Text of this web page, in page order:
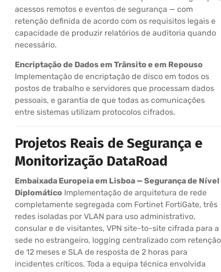
acessos remotos e eventos de segurança — com
retenção definida de acordo com os requisitos legais e
capacidade de produzir relatórios de auditoria quando
necessário.
Encriptação de Dados em Trânsito e em Repouso
Implementação de encriptação de disco em todos os
postos de trabalho e servidores que processam dados
pessoais, e garantia de que todas as comunicações
entre sistemas utilizam protocolos cifrados.
Projetos Reais de Segurança e
Monitorização DataRoad
Embaixada Europeia em Lisboa — Segurança de Nível
Diplomático Implementação de arquitetura de rede
completamente segregada com Fortinet FortiGate, três
redes isoladas por VLAN para uso administrativo,
consular e de visitantes, VPN site-to-site cifrada para a
sede no estrangeiro, logging centralizado com retenção
de 12 meses e SLA de resposta de 2 horas para
incidentes críticos. Toda a equipa técnica envolvida